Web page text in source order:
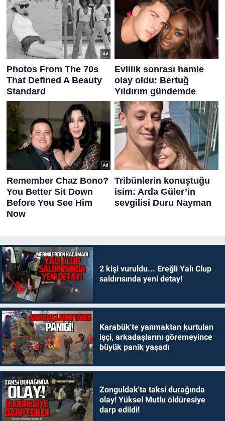
2 kişi vuruldu... Ereğli Yalı Clup
saldırısında yeni detay!
Karabük'te yanmaktan kurtulan
işçi, arkadaşlarını göremeyince
büyük panik yaşadı
Zonguldak'ta taksi durağında
olay! Yüksel Mutlu öldüresiye
darp edildi!